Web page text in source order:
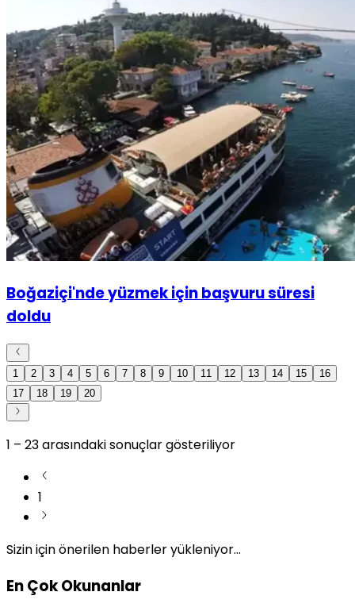
Boğaziçi'nde yüzmek için başvuru süresi
doldu
1 2 3 4 5 6 7 8 9 10 11 12 13 14 15
16
17
18 19 20
1 – 23arasındaki sonuçlar gösteriliyor
1
Sizin için önerilen haberler yükleniyor...
En Çok Okunanlar